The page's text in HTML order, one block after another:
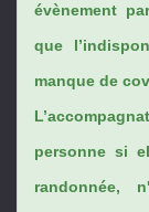
évènement
que
manque de
personne si
randonnée,